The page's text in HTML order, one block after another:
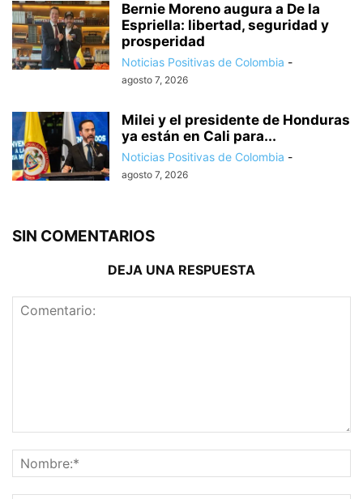
Bernie Moreno augura a De la
Espriella: libertad, seguridad y
prosperidad
Noticias Positivas de Colombia -
agosto 7, 2026
Milei y el presidente de Honduras
ya están en Cali para...
Noticias Positivas de Colombia -
agosto 7, 2026
SIN COMENTARIOS
DEJA UNA RESPUESTA